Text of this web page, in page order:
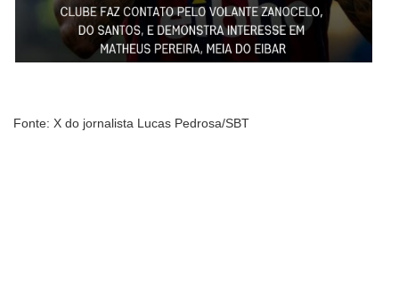
Fonte: X do jornalista Lucas Pedrosa/SBT